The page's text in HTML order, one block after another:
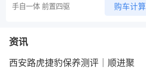
手自一体 前置四驱 购车计算
资讯
西安路虎捷豹保养测评｜顺进聚